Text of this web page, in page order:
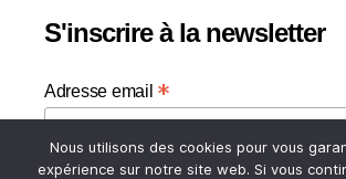
S'inscrire à la newsletter
Adresse email *
Votre adresse email
Nous utilisons des cookies pour vous
expérience sur notre site web. Si vous